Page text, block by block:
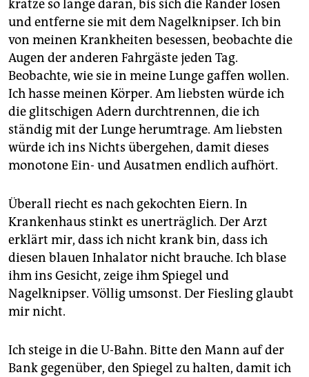
kratze so lange daran, bis sich die Ränder lösen
und entferne sie mit dem Nagelknipser. Ich bin
von meinen Krankheiten besessen, beobachte die
Augen der anderen Fahrgäste jeden Tag.
Beobachte, wie sie in meine Lunge gaffen wollen.
Ich hasse meinen Körper. Am liebsten würde ich
die glitschigen Adern durchtrennen, die ich
ständig mit der Lunge herumtrage. Am liebsten
würde ich ins Nichts übergehen, damit dieses
monotone Ein- und Ausatmen endlich aufhört.
Überall riecht es nach gekochten Eiern. In
Krankenhaus stinkt es unerträglich. Der Arzt
erklärt mir, dass ich nicht krank bin, dass ich
diesen blauen Inhalator nicht brauche. Ich blase
ihm ins Gesicht, zeige ihm Spiegel und
Nagelknipser. Völlig umsonst. Der Fiesling glaubt
mir nicht.
Ich steige in die U-Bahn. Bitte den Mann auf der
Bank gegenüber, den Spiegel zu halten, damit ich